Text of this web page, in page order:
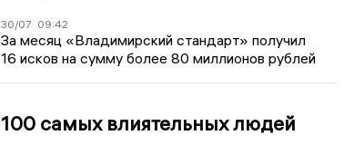
30/07 09:42
За месяц «Владимирский стандарт» получил
16 исков на сумму более 80 миллионов рублей
100 самых влиятельных людей